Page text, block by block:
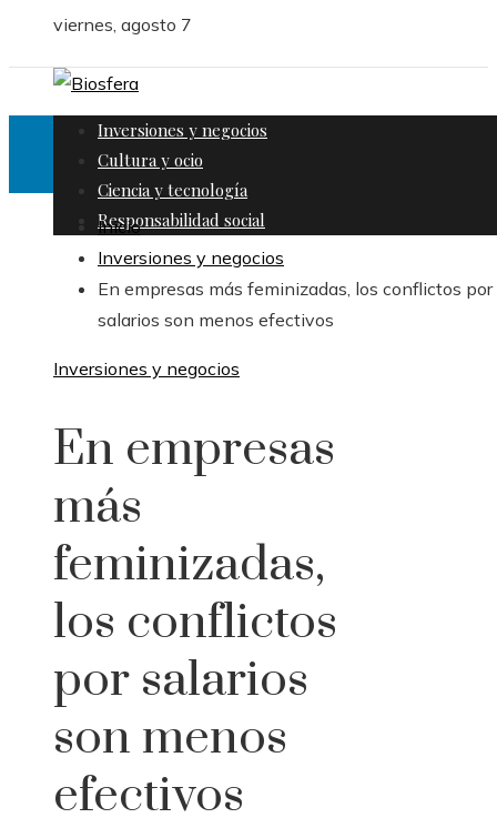
viernes, agosto 7
Inversiones y negocios
Cultura y ocio
Ciencia y tecnología
Responsabilidad social
Inicio
Inversiones y negocios
En empresas más feminizadas, los conflictos por
salarios son menos efectivos
Inversiones y negocios
En empresas
más
feminizadas,
los conflictos
por salarios
son menos
efectivos